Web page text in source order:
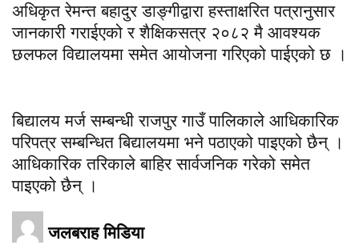
अधिकृत रेमन्त बहादुर डाङ्गीद्वारा हस्ताक्षरित पत्रानुसार
जानकारी गराईएको र शैक्षिकसत्र २०८२ मै आवश्यक
छलफल विद्यालयमा समेत आयोजना गरिएको पाईएको छ ।
बिद्यालय मर्ज सम्बन्धी राजपुर गाउँ पालिकाले आधिकारिक
परिपत्र सम्बन्धित बिद्यालयमा भने पठाएको पाइएको छैन् ।
आधिकारिक तरिकाले बाहिर सार्वजनिक गरेको समेत
पाइएको छैन् ।
जलबराह मिडिया